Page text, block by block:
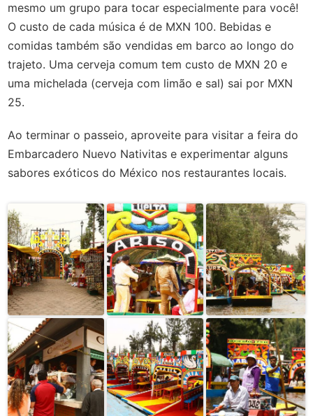
mesmo um grupo para tocar especialmente para você!
O custo de cada música é de MXN 100. Bebidas e
comidas também são vendidas em barco ao longo do
trajeto. Uma cerveja comum tem custo de MXN 20 e
uma michelada (cerveja com limão e sal) sai por MXN
25.
Ao terminar o passeio, aproveite para visitar a feira do
Embarcadero Nuevo Nativitas e experimentar alguns
sabores exóticos do México nos restaurantes locais.